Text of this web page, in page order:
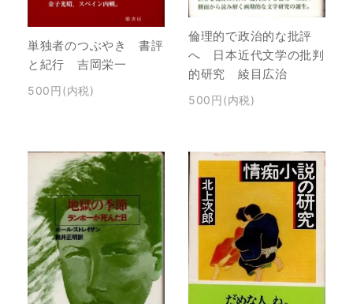
単独者のつぶやき 書評
と紀行 吉岡栄一
500円(内税)
倫理的で政治的な批評
へ 日本近代文学の批判
的研究 綾目広治
500円(内税)